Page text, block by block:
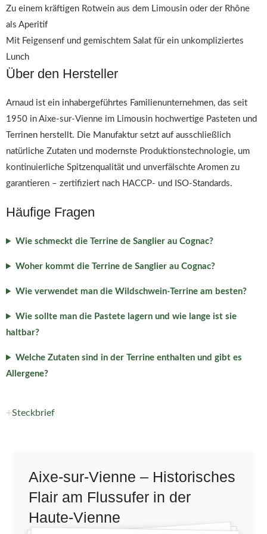
Zu einem kräftigen Rotwein aus dem Limousin oder der Rhône
als Aperitif
Mit Feigensenf und gemischtem Salat für ein unkompliziertes
Lunch
Über den Hersteller
Arnaud ist ein inhabergeführtes Familienunternehmen, das seit
1950 in Aixe-sur-Vienne im Limousin hochwertige Pasteten und
Terrinen herstellt. Die Manufaktur setzt auf ausschließlich
natürliche Zutaten und modernste Produktionstechnologie, um
kontinuierliche Spitzenqualität und unverfälschte Aromen zu
garantieren – zertifiziert nach HACCP- und ISO-Standards.
Häufige Fragen
Wie schmeckt die Terrine de Sanglier au Cognac?
Woher kommt die Terrine de Sanglier au Cognac?
Wie verwendet man die Wildschwein-Terrine am besten?
Wie sollte man die Pastete lagern und wie lange ist sie
haltbar?
Welche Zutaten sind in der Terrine enthalten und gibt es
Allergene?
Steckbrief
Aixe-sur-Vienne – Historisches
Flair am Flussufer in der
Haute-Vienne